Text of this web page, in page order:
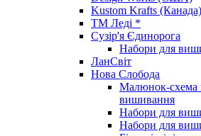
Kustom Krafts (Канада)
ТМ Леді *
Сузір'я Єдинорога
Набори для
ЛанСвіт
Нова Слобода
Малюнок-схема
вишивання
Набори для
Набори для